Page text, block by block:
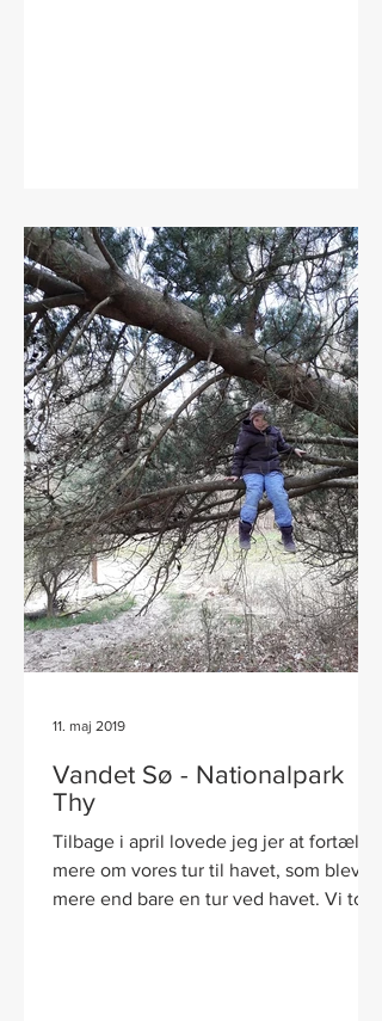
Vandet Sø - Nationalpark
Thy
Tilbage i april lovede jeg jer at fortælle
mere om vores tur til havet, som blev til
mere end bare en tur ved havet. Vi tog
11. maj 2019